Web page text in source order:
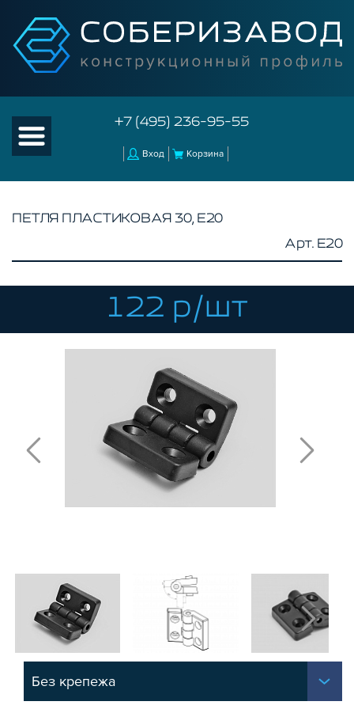
+7 (495) 236-95-55
Вход Корзина
КОМПЛЕКТУЮЩИЕ К ЧПУ
УГЛОВЫЕ СОЕДИНИТЕЛИ
СИСТЕМА ТРУБНАЯ МОДУЛЬНАЯ
СИСТЕМА ТРУБНАЯ КОНСТРУКЦИОННАЯ
ВНУТРЕННИЕ УГЛОВЫЕ СОЕДИНИТЕЛИ
ОБЩЕСТРОИТЕЛЬНЫЙ ПРОФИЛЬ
ПОДШИПНИКИ
ЛИНЕЙНЫЕ СОЕДИНИТЕЛИ
ДОПОЛНИТЕЛЬНАЯ ОБРАБОТКА
ПАРАЛЛЕЛЬНЫЕ СОЕДИНИТЕЛИ
ПРОМЫШЛЕННАЯ МЕБЕЛЬ
ПЕТЛЯ ПЛАСТИКОВАЯ 30, E20
Арт. E20
122 р/шт
Без крепежа